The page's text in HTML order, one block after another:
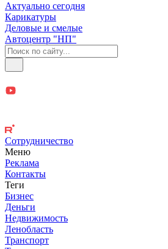
Актуально сегодня
Карикатуры
Деловые и смелые
Автоцентр "НП"
Сотрудничество
Меню
Реклама
Контакты
Теги
Бизнес
Деньги
Недвижимость
Ленобласть
Транспорт